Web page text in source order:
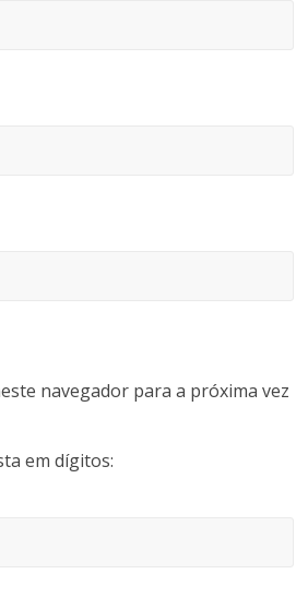
navegador para a próxima vez
em dígitos: